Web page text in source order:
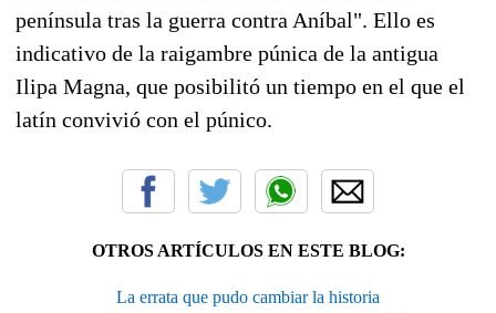
península tras la guerra contra Aníbal". Ello es
indicativo de la raigambre púnica de la antigua
Ilipa Magna, que posibilitó un tiempo en el que el
latín convivió con el púnico.
OTROS ARTÍCULOS EN ESTE BLOG:
La errata que pudo cambiar la historia